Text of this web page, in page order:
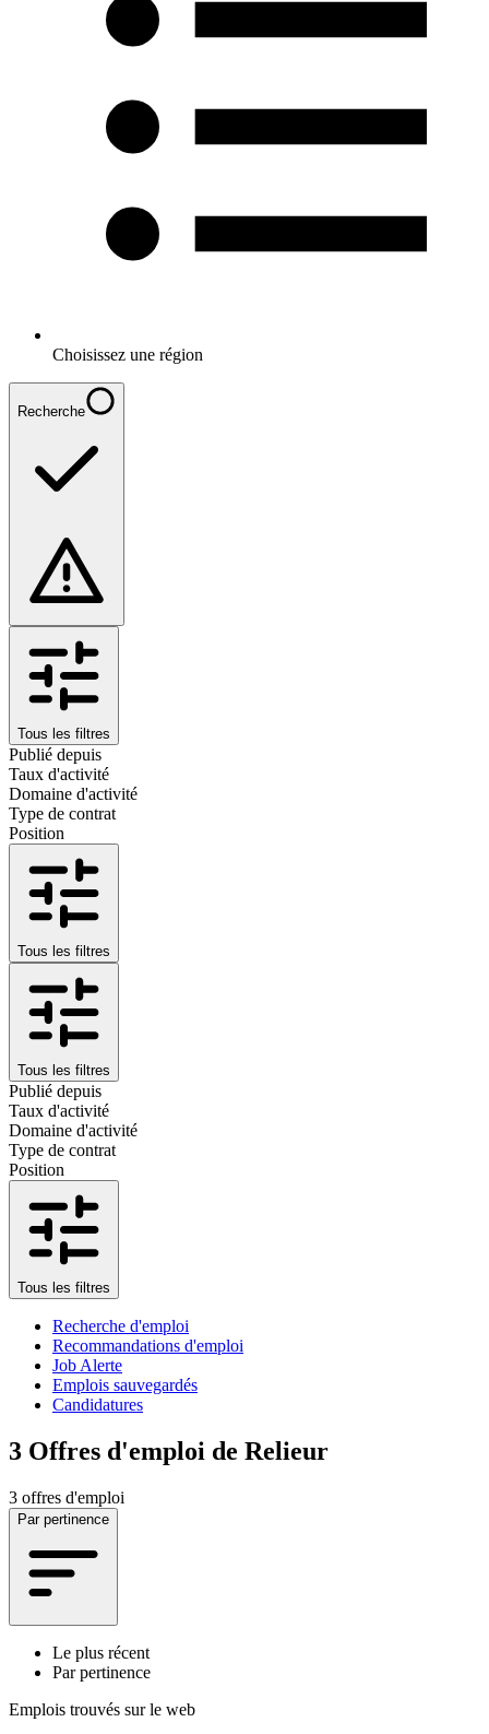
Choisissez une région
Recherche
Tous les filtres
Publié depuis
Taux d'activité
Domaine d'activité
Type de contrat
Position
Tous les filtres
Tous les filtres
Publié depuis
Taux d'activité
Domaine d'activité
Type de contrat
Position
Tous les filtres
Recherche d'emploi
Recommandations d'emploi
Job Alerte
Emplois sauvegardés
Candidatures
3 Offres d'emploi de Relieur
3 offres d'emploi
Par pertinence
Le plus récent
Par pertinence
Emplois trouvés sur le web